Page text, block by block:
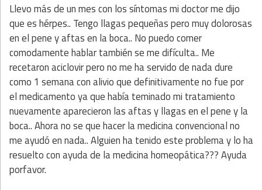
Llevo más de un mes con los síntomas mi doctor me dijo
que es hérpes.. Tengo llagas pequeñas pero muy dolorosas
en el pene y aftas en la boca.. No puedo comer
comodamente hablar también se me difículta.. Me
recetaron aciclovir pero no me ha servido de nada dure
como 1 semana con alivio que definitivamente no fue por
el medicamento ya que había teminado mi tratamiento
nuevamente aparecieron las aftas y llagas en el pene y la
boca.. Ahora no se que hacer la medicina convencional no
me ayudó en nada.. Alguien ha tenido este problema y lo ha
resuelto con ayuda de la medicina homeopática??? Ayuda
porfavor.